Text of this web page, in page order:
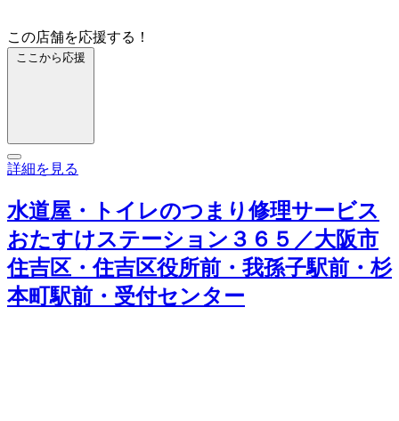
この店舗を応援する！
ここから応援
詳細を見る
水道屋・トイレのつまり修理サービス
おたすけステーション３６５／大阪市
住吉区・住吉区役所前・我孫子駅前・杉
本町駅前・受付センター